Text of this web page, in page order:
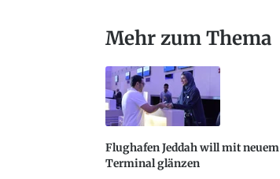
Mehr zum Thema
Flughafen Jeddah will mit neuem
Terminal glänzen